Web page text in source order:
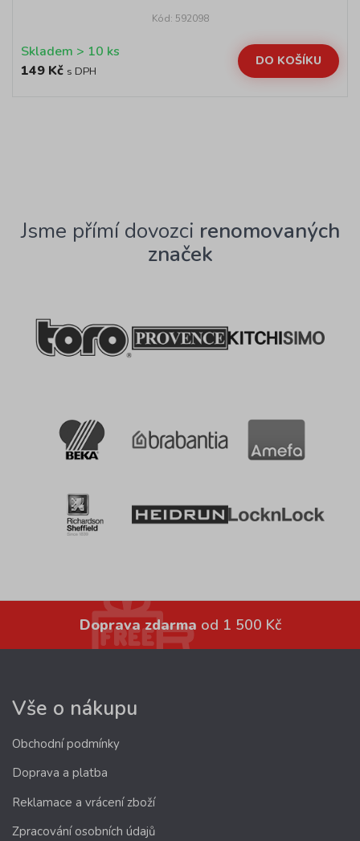
Kód: 592098
Skladem > 10 ks
149 Kč s DPH
DO KOŠÍKU
Jsme přímí dovozci renomovaných
značek
Doprava zdarma od 1 500 Kč
Vše o nákupu
Obchodní podmínky
Doprava a platba
Reklamace a vrácení zboží
Zpracování osobních údajů